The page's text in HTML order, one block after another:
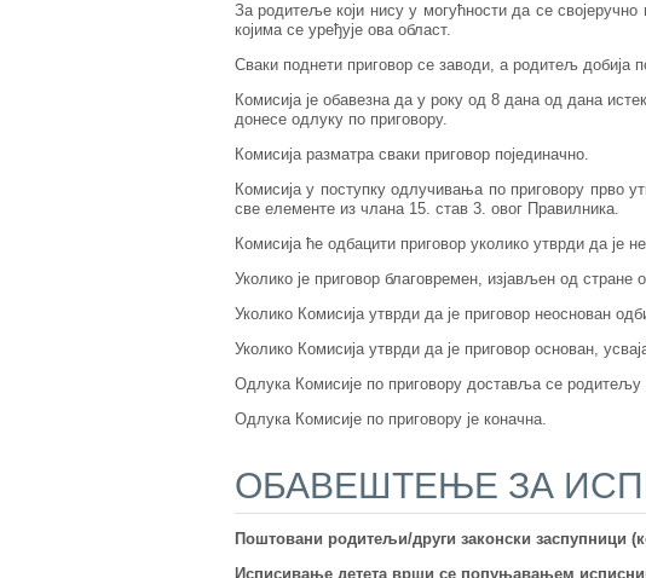
За родитеље који нису у могућности да се
којима се уређује ова област.
Сваки поднети приговор се заводи, а родитељ добија
Комисија је обавезна да у року од 8 дана од дана
донесе одлуку по приговору.
Комисија разматра сваки приговор појединачно.
Комисија у поступку одлучивања по приговору прво
све елементе из члана 15. став 3. овог Правилника.
Комисија ће одбацити приговор уколико утврди да је
Уколико је приговор благовремен, изјављен од
Уколико Комисија утврди да је приговор неоснован
Уколико Комисија утврди да је приговор основан,
Одлука Комисије по приговору доставља се
Одлука Комисије по приговору је коначна.
ОБАВЕШТЕЊЕ ЗА
Поштовани родитељи/други законски заспупници
Исписивање детета врши се попуњавањем